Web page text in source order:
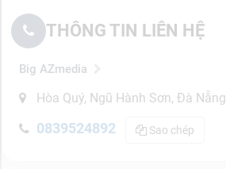
THÔNG TIN LIÊN HỆ
Big AZmedia
Hòa Quý, Ngũ Hành Sơn, Đà Nẵng
0839524892 Sao chép